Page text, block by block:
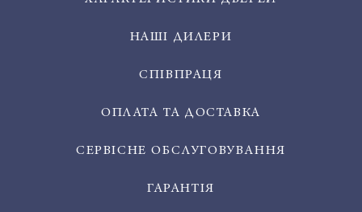
НАШІ ДИЛЕРИ
СПІВПРАЦЯ
ОПЛАТА ТА ДОСТАВКА
СЕРВІСНЕ ОБСЛУГОВУВАННЯ
ГАРАНТІЯ